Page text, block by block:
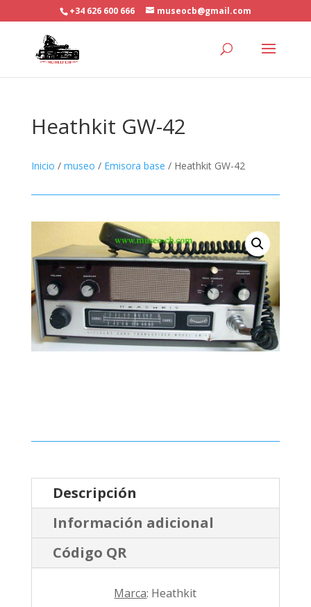
+34 626 600 666 museocb@gmail.com
Heathkit GW-42
Inicio / museo / Emisora base / Heathkit GW-42
Descripción
Información adicional
Código QR
Marca: Heathkit